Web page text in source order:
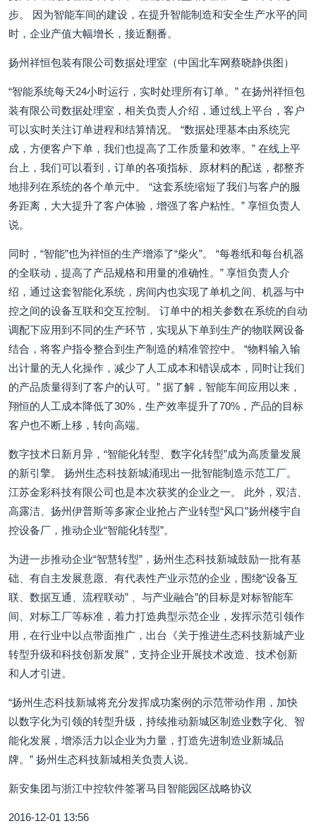
步。 因为智能车间的建设，在提升智能制造和安全生产水平的同
时，企业产值大幅增长，接近翻番。
扬州祥恒包装有限公司数据处理室（中国北车网蔡晓静供图）
“智能系统每天24小时运行，实时处理所有订单。” 在扬州祥恒包
装有限公司数据处理室，相关负责人介绍，通过线上平台，客户
可以实时关注订单进程和结算情况。 “数据处理基本由系统完
成，方便客户下单，我们也提高了工作质量和效率。” 在线上平
台上，我们可以看到，订单的各项指标、原材料的配送，都整齐
地排列在系统的各个单元中。 “这套系统缩短了我们与客户的服
务距离，大大提升了客户体验，增强了客户粘性。” 享恒负责人
说。
同时，“智能”也为祥恒的生产增添了“柴火”。 “每卷纸和每台机器
的全联动，提高了产品规格和用量的准确性。” 享恒负责人介
绍，通过这套智能化系统，房间内也实现了单机之间、机器与中
控之间的设备互联和交互控制。 订单中的相关参数在系统的自动
调配下应用到不同的生产环节，实现从下单到生产的物联网设备
结合，将客户指令整合到生产制造的精准管控中。 “物料输入输
出计量的无人化操作，减少了人工成本和错误成本，同时让我们
的产品质量得到了客户的认可。” 据了解，智能车间应用以来，
翔恒的人工成本降低了30%，生产效率提升了70%，产品的目标
客户也不断上移，转向高端。
数字技术日新月异，“智能化转型、数字化转型”成为高质量发展
的新引擎。 扬州生态科技新城涌现出一批智能制造示范工厂。
江苏金彩科技有限公司也是本次获奖的企业之一。 此外，双洁、
高露洁、扬州伊普斯等多家企业抢占产业转型“风口”扬州楼宇自
控设备厂，推动企业“智能化转型”。
为进一步推动企业“智慧转型”，扬州生态科技新城鼓励一批有基
础、有自主发展意愿、有代表性产业示范的企业，围绕“设备互
联、数据互通、流程联动” 、与产业融合”的目标是对标智能车
间、对标工厂等标准，着力打造典型示范企业，发挥示范引领作
用，在行业中以点带面推广，出台《关于推进生态科技新城产业
转型升级和科技创新发展”，支持企业开展技术改造、技术创新
和人才引进。
“扬州生态科技新城将充分发挥成功案例的示范带动作用，加快
以数字化为引领的转型升级，持续推动新城区制造业数字化、智
能化发展，增添活力以企业为力量，打造先进制造业新城品
牌。” 扬州生态科技新城相关负责人说。
新安集团与浙江中控软件签署马目智能园区战略协议
2016-12-01 13:56